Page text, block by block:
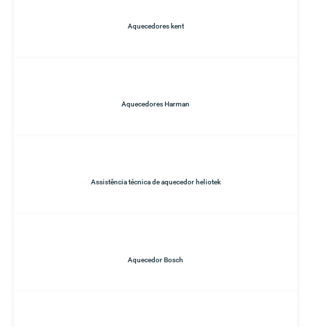
Aquecedores kent
Aquecedores Harman
Assistência técnica de aquecedor heliotek
Aquecedor Bosch